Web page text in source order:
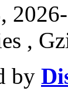
,
by